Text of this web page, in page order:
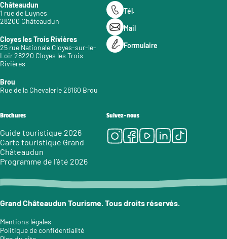
Châteaudun
1 rue de Luynes
28200 Châteaudun
Cloyes les Trois Rivières
25 rue Nationale Cloyes-sur-le-
Loir 28220 Cloyes les Trois
Rivières
Brou
Rue de la Chevalerie 28160 Brou
Tél.
Mail
Formulaire
Brochures
Guide touristique 2026
Carte touristique Grand
Châteaudun
Programme de l’été 2026
Suivez-nous
Instagram
Facebook
Youtube
LinkedIn
Tiktok
Grand Châteaudun Tourisme. Tous droits réservés.
Mentions légales
Politique de confidentialité